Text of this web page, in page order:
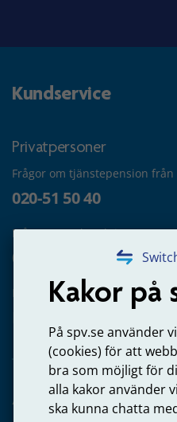
Kakor på
På spv.se använder
(cookies) för att
bra som möjligt för
alla kakor använder
ska kunna chatta
Kundservice
Privatpersoner
Frågor om tjänstepension
020-51 50 40
Frågor om utbetalning
020-65 00 65
Kontakta oss
Arbetsgivare